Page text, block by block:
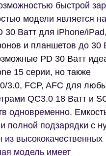
быстрой
модели является
30 Ватт для iPhone/
и планшетов до 30
PD 30 Ватт
15 серии, но также
3.0, FCP, AFC для
QC3.0 18 Ватт и
одновременно.
полной подзарядки c
высококачественных
модель имеет